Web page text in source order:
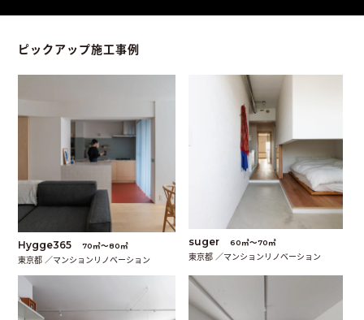
ピックアップ施工事例
Hygge365 70㎡〜80㎡
東京都 ／マンションリノベーション
suger 60㎡〜70㎡
東京都 ／マンションリノベーション